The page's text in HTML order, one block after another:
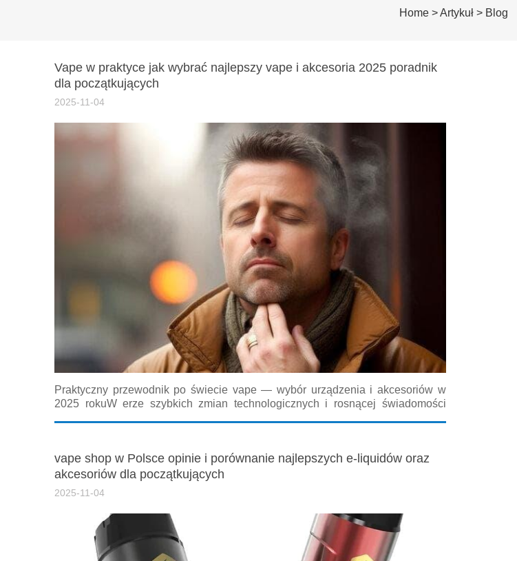
Home>Artykuł> Blog
Vape w praktyce jak wybrać najlepszy vape i akcesoria 2025 poradnik
dla początkujących
2025-11-04
Praktyczny przewodnik po świecie vape — wybór urządzenia i akcesoriów w
2025 rokuW erze szybkich zmian technologicznych i rosnącej świadomości
vape shop w Polsce opinie i porównanie najlepszych e-liquidów oraz
akcesoriów dla początkujących
2025-11-04